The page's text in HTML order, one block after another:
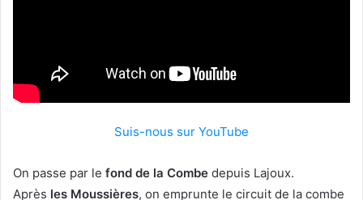
Suis-nous sur YouTube
On passe par le fond de la Combe depuis Lajoux.
Après les Moussières, on emprunte le circuit de la combe